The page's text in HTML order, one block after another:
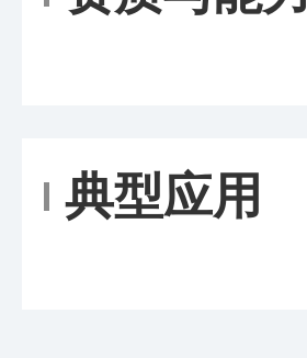
典型应用